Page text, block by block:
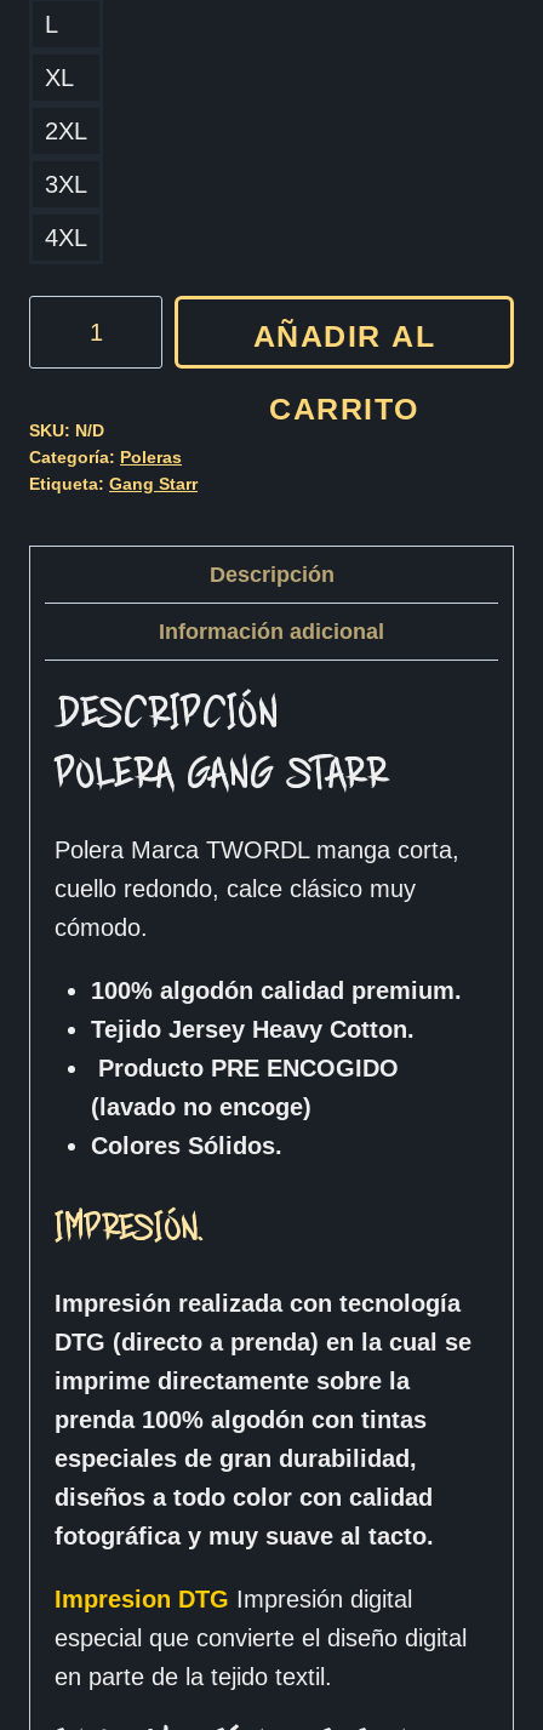
L
XL
2XL
3XL
4XL
cantidad
AÑADIR AL
CARRITO
SKU: N/D
Categoría: Poleras
Etiqueta: Gang Starr
Descripción
Información adicional
DESCRIPCIÓN
POLERA GANG STARR
Polera Marca TWORDL manga corta,
cuello redondo, calce clásico muy
cómodo.
100% algodón calidad premium.
Tejido Jersey Heavy Cotton.
Producto PRE ENCOGIDO
(lavado no encoge)
Colores Sólidos.
IMPRESIÓN.
Impresión realizada con tecnología
DTG (directo a prenda) en la cual se
imprime directamente sobre la
prenda 100% algodón con tintas
especiales de gran durabilidad,
diseños a todo color con calidad
fotográfica y muy suave al tacto.
Impresion DTG Impresión digital
especial que convierte el diseño digital
en parte de la tejido textil.